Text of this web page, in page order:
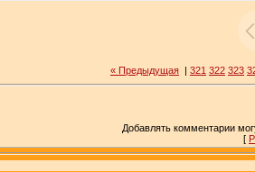
« Предыдущая 321 322 323
Добавлять комментарии
[